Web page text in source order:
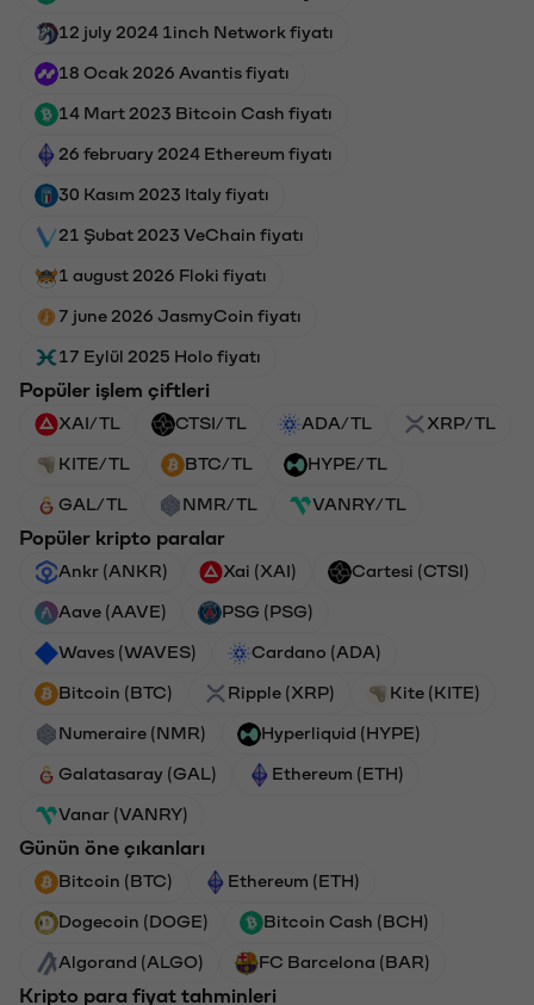
12 july 2024 1inch Network fiyatı
18 Ocak 2026 Avantis fiyatı
14 Mart 2023 Bitcoin Cash fiyatı
26 february 2024 Ethereum fiyatı
30 Kasım 2023 Italy fiyatı
21 Şubat 2023 VeChain fiyatı
1 august 2026 Floki fiyatı
7 june 2026 JasmyCoin fiyatı
17 Eylül 2025 Holo fiyatı
Popüler işlem çiftleri
XAI/TL CTSI/TL ADA/TL XRP/TL
KITE/TL BTC/TL HYPE/TL
GAL/TL NMR/TL VANRY/TL
Popüler kripto paralar
Ankr (ANKR) Xai (XAI) Cartesi (CTSI)
Aave (AAVE) PSG (PSG)
Waves (WAVES) Cardano (ADA)
Bitcoin (BTC) Ripple (XRP) Kite (KITE)
Numeraire (NMR) Hyperliquid (HYPE)
Galatasaray (GAL) Ethereum (ETH)
Vanar (VANRY)
Günün öne çıkanları
Bitcoin (BTC) Ethereum (ETH)
Dogecoin (DOGE) Bitcoin Cash (BCH)
Algorand (ALGO) FC Barcelona (BAR)
Kripto para fiyat tahminleri